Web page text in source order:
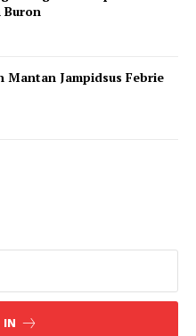
Buron
Mantan Jampidsus Febrie
IN